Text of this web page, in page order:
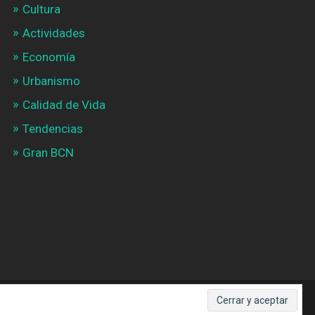
Cultura
Actividades
Economía
Urbanismo
Calidad de Vida
Tendencias
Gran BCN
SUBIR ↑